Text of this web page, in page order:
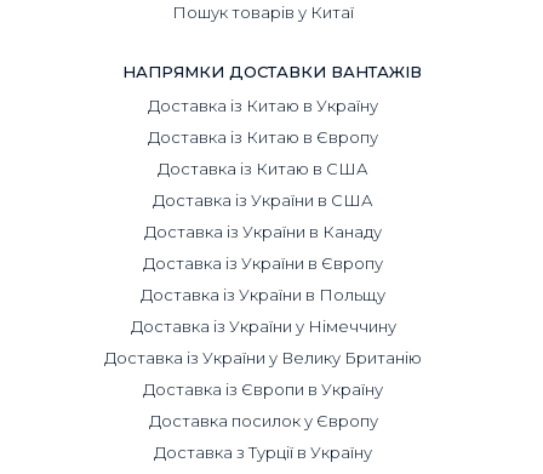
Пошук товарів у Китаї
НАПРЯМКИ ДОСТАВКИ ВАНТАЖІВ
Доставка із Китаю в Україну
Доставка із Китаю в Європу
Доставка із Китаю в США
Доставка із України в США
Доставка із України в Канаду
Доставка із України в Європу
Доставка із України в Польщу
Доставка із України у Німеччину
Доставка із України у Велику Британію
Доставка із Європи в Україну
Доставка посилок у Європу
Доставка з Турції в Україну